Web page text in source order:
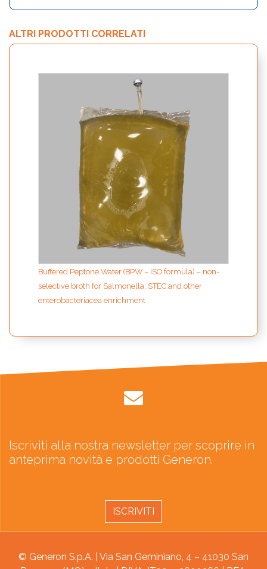
ALTRI PRODOTTI CORRELATI
Buffered Peptone Water (BPW – ISO formula) – non-
selective broth for Salmonella, STEC and other
enterobacteriacea enrichment
Iscriviti alla nostra newsletter per scoprire in
anteprima novità e prodotti Generon.
ISCRIVITI
© Generon S.p.A. | Via San Geminiano, 4 – 41030 San